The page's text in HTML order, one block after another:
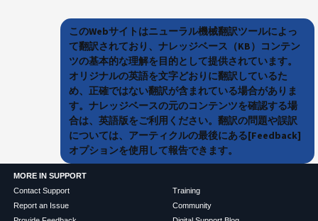
このWebサイトはニューラル機械翻訳ツールによっ
て翻訳されており、ナレッジベース（KB）コンテン
ツの基本的な理解を目的として提供されています。
オリジナルの英語を文字どおりに翻訳しているた
め、正確ではない翻訳が含まれている場合がありま
す。ナレッジベースの元のコンテンツを確認する場
合は、英語版をご利用ください。翻訳の問題や誤訳
については、アーティクルの最後にある[Feedback]
オプションを使用して報告できます。
MORE IN SUPPORT
Contact Support
Report an Issue
Training
Community